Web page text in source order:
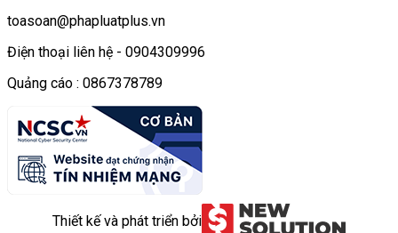
toasoan@phapluatplus.vn
Điện thoại liên hệ - 0904309996
Quảng cáo : 0867378789
Thiết kế và phát triển bởi